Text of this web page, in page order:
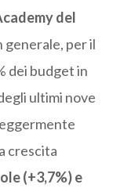
del
generale, per il
dei budget in
ultimi nove
crescita
(+3,7%) e